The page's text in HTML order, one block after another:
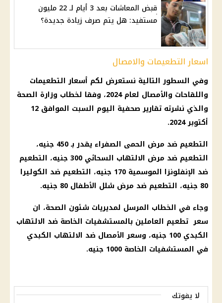
قبض المعاشات بعد 3 أيام لـ 22 مليون
مستفيد: هل يتم صرف زيادة جديدة؟
اسعار التطعيمات والامصال
وفي السطور التالية نستعرض لكم أسعارالتطعيمات
واللقاحات والأمصال لعام 2024، وفقا لخطاب
وزارة الصحة
والذي نشرته تقارير صحفية اليوم
السبت الموافق 12
أكتوبر 2024.
التطعيم ضد مرض الحمى الصفراء يقدر بـ 450 جنيه،
التطعيم ضد مرض الالتهاب السحائي 300 جنيه، التطعيم
ضد الإنفلونزا الموسمية
170 جنيه، التطعيم ضد الكوليرا
80 جنيه، التطعيم ضد مرض شلل الأطفال 80 جنيه.
وجاء في الخطاب المرسل لمديريات شئون الصحة، ان
سعر تطعيم العاملين بالمستشفيات الخاصة ضد الالتهاب
الكبدي 100 جنيه، وسعر الأمصال ضد الالتهاب الكبدي
في المستشفيات الخاصة 1000 جنيه.
لا يفوتك